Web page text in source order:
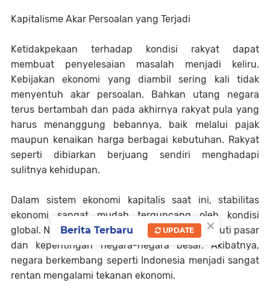
Kapitalisme Akar Persoalan yang Terjadi
Ketidakpekaan terhadap kondisi rakyat dapat
membuat penyelesaian masalah menjadi keliru.
Kebijakan ekonomi yang diambil sering kali tidak
menyentuh akar persoalan. Bahkan utang negara
terus bertambah dan pada akhirnya rakyat pula yang
harus menanggung bebannya, baik melalui pajak
maupun kenaikan harga berbagai kebutuhan. Rakyat
seperti dibiarkan berjuang sendiri menghadapi
sulitnya kehidupan.
Dalam sistem ekonomi kapitalis saat ini, stabilitas
ekonomi sangat mudah terguncang oleh kondisi
global. Nilai mata uang bisa naik turun mengikuti pasar
dan kepentingan negara-negara besar. Akibatnya,
negara berkembang seperti Indonesia menjadi sangat
rentan mengalami tekanan ekonomi.
×
Berita Terbaru UPDATE